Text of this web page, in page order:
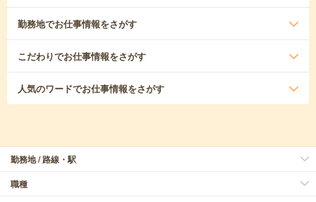
勤務地でお仕事情報をさがす
こだわりでお仕事情報をさがす
人気のワードでお仕事情報をさがす
勤務地 / 路線・駅
職種